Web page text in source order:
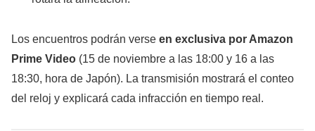
Los encuentros podrán verse en exclusiva por Amazon
Prime Video (15 de noviembre a las 18:00 y 16 a las
18:30, hora de Japón). La transmisión mostrará el conteo
del reloj y explicará cada infracción en tiempo real.